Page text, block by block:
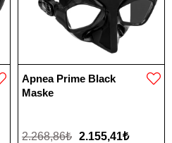
Apnea Prime Black
Maske
2.155,41₺
2.268,86₺